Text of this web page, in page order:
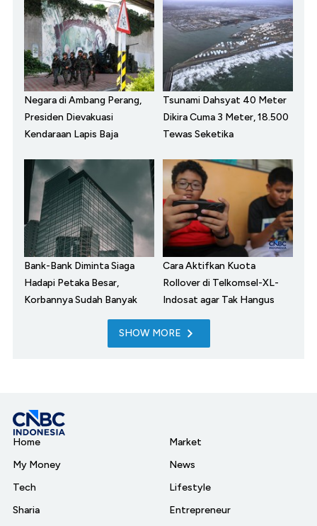
Negara di Ambang Perang,
Presiden Dievakuasi
Kendaraan Lapis Baja
Tsunami Dahsyat 40 Meter
Dikira Cuma 3 Meter, 18.500
Tewas Seketika
Bank-Bank Diminta Siaga
Hadapi Petaka Besar,
Korbannya Sudah Banyak
Cara Aktifkan Kuota
Rollover di Telkomsel-XL-
Indosat agar Tak Hangus
SHOW MORE
Home
My Money
Tech
Sharia
Market
News
Lifestyle
Entrepreneur